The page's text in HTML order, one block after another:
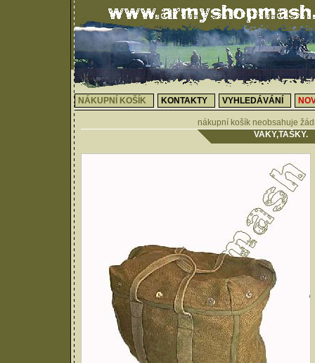
NÁKUPNÍ KOŠÍK KONTAKTY VYHLEDÁVÁNÍ
nákupní košík neobsahuje
VAKY,TAŠKY.